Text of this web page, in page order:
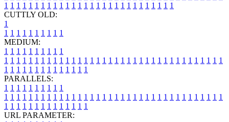
1 1 1 1 1 1 1 1 1 1 1 1 1 1 1 1 1 1 1 1 1 1 1 1 1 1 1 1
CUTTLY OLD:
1
1 1 1 1 1 1 1 1 1 1
MEDIUM:
1 1 1 1 1 1 1 1 1 1
1 1 1 1 1 1 1 1 1 1 1 1 1 1 1 1 1 1 1 1 1 1 1 1 1 1 1 1 1 1 1 1 1 1 1 1
1 1 1 1 1 1 1 1 1 1 1 1 1 1
PARALLELS:
1 1 1 1 1 1 1 1 1 1
1 1 1 1 1 1 1 1 1 1 1 1 1 1 1 1 1 1 1 1 1 1 1 1 1 1 1 1 1 1 1 1 1 1 1 1
1 1 1 1 1 1 1 1 1 1 1 1 1 1
URL PARAMETER: